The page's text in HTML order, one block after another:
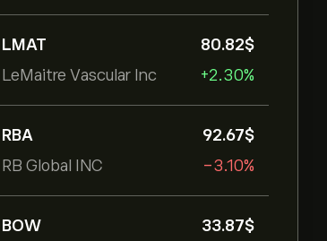
LMAT
LeMaitre Vascular Inc
80.82‎$‎
+2.30%
RBA
RB Global INC
92.67‎$‎
-3.10%
BOW
33.87‎$‎